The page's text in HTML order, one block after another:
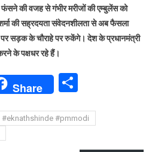
का
ट्रैफिक
की वजह से गंभीर मरीजों की एम्बुलेंस को
की सह्रदयता संवेदनशीलता से अब फैसला
पर सड़क के चौराहे पर रुकेंगे। देश के प्रधानमंत्री
के पक्षधर रहे हैं।
Share Share
#pmmodi